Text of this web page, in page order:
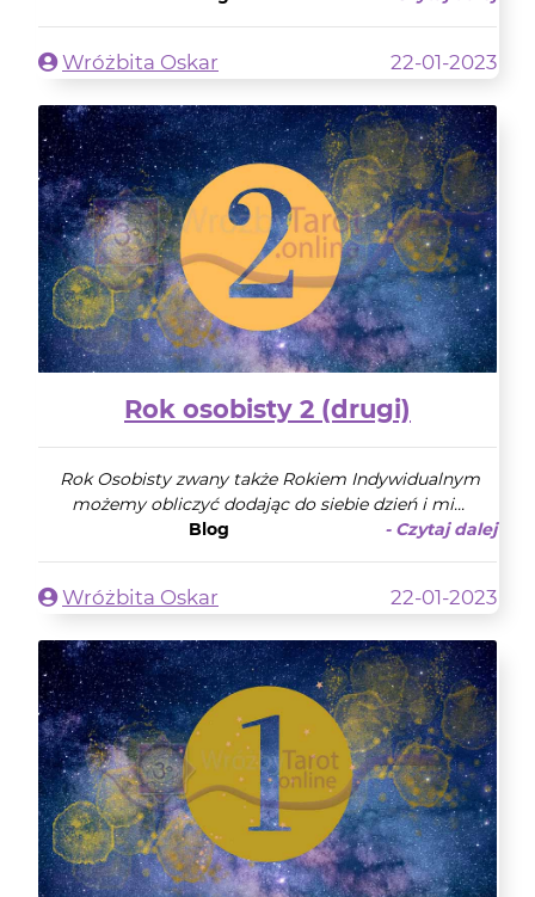
Wróżbita Oskar 22-01-2023
Rok osobisty 2 (drugi)
Rok Osobisty zwany także Rokiem Indywidualnym
możemy obliczyć dodając do siebie dzień i mi...
Blog
- Czytaj dalej
Wróżbita Oskar 22-01-2023